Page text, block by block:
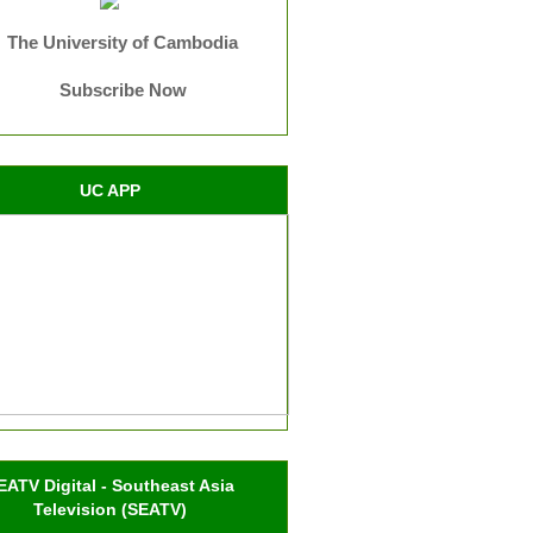
The University of Cambodia
Subscribe Now
UC APP
Digital - Southeast Asia
Television (SEATV)